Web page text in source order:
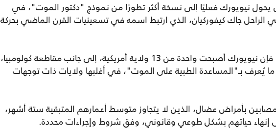
نيويورك فعليًا إلى نسخة أكثر تطورًا من نموذج "دكتور الموت"، في
الراحل جاك كيفوركيان، الذي ارتبط اسمه في تسعينيات القرن الماضي بحركة
وبحسب نيويورك بوست، فإن نيويورك أصبحت واحدة من 13 ولاية أمريكية، إلى جانب مقاطعة كولومبيا،
بـ"المساعدة الطبية على الموت"، في أغلبها ولايات ذات توجهات
بأمراض عضال، الذين لا يتجاوز متوسط أعمارهم المتبقية ستة أشهر،
حياتهم بشكل طوعي وقانوني، وفق شروط وإجراءات محددة.